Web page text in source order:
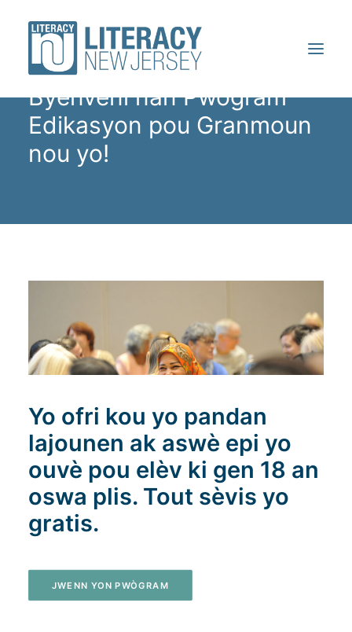
VOLONTÈ YO
RESOUS
JWENN YON PWOGRAM
Rechèch
ETIDYAN
Byenveni nan Pwogram
Edikasyon pou Granmoun
nou yo!
Yo ofri kou yo pandan
lajounen ak aswè epi yo
ouvè pou elèv ki gen 18 an
oswa plis. Tout sèvis yo
gratis.
JWENN YON PWÒGRAM